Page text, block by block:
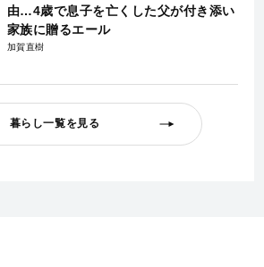
由…4歳で息子を亡くした父が付き添い
家族に贈るエール
加賀直樹
暮らし一覧を見る